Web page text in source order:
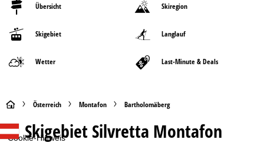
Cookie-Hinweis
Übersicht Skiregion
Skigebiet Langlauf
Wetter Last-Minute & Deals
S
t
Österreich Montafon Bartholomäberg
SkigebietSilvretta Montafon